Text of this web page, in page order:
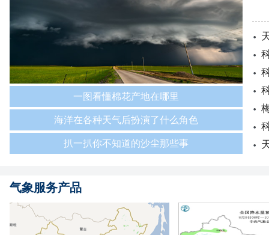
一图看懂棉花产地在哪里
海洋在各种天气后扮演了什么角色
扒一扒你不知道的沙尘那些事
气象服务产品